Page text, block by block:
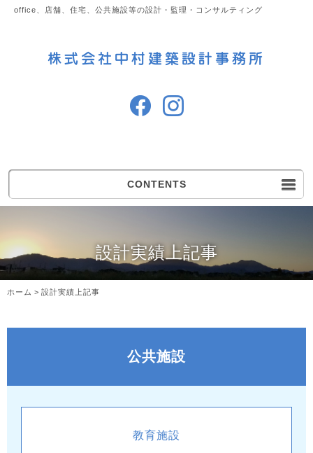
office、店舗、住宅、公共施設等の設計・監理・コンサルティング
CONTENTS
設計実績上記事
ホーム > 設計実績上記事
公共施設
教育施設